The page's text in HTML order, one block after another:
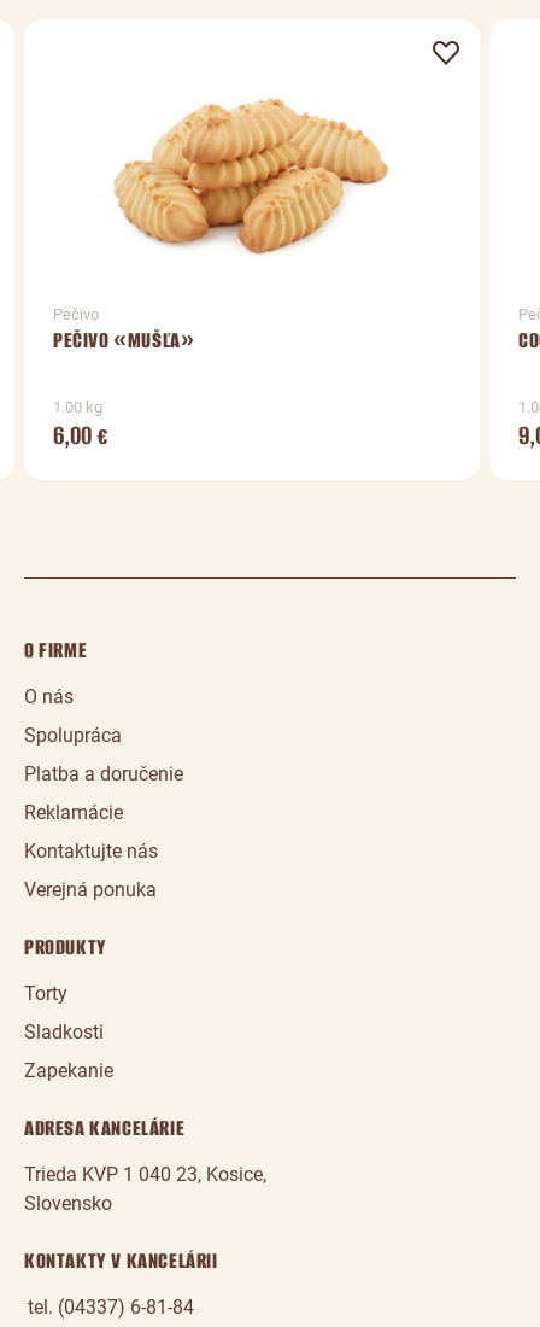
Pečivo
PEČIVO «MUŠĽA»
1.00 kg
6,00€
O FIRME
O nás
Spolupráca
Platba a doručenie
Reklamácie
Kontaktujte nás
Verejná ponuka
PRODUKTY
Torty
Sladkosti
Zapekanie
ADRESA KANCELÁRIE
Trieda KVP 1 040 23, Kosice,
Slovensko
KONTAKTY V KANCELÁRII
tel. (04337) 6-81-84